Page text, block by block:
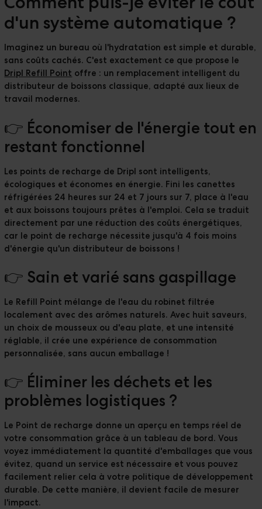
d'un système automatique ?
Imaginez un bureau où l'hydratation est simple et durable,
sans coûts cachés. C'est exactement ce que propose le
Dripl Refill Point offre : un remplacement intelligent du
distributeur de boissons classique, adapté aux lieux de
travail modernes.
👉 Économiser de l'énergie tout en
restant fonctionnel
Les points de recharge de Dripl sont intelligents,
écologiques et économes en énergie. Fini les canettes
réfrigérées 24 heures sur 24 et 7 jours sur 7, place à l'eau
et aux boissons toujours prêtes à l'emploi. Cela se traduit
directement par une réduction des coûts énergétiques,
car le point de recharge nécessite jusqu'à 4 fois moins
d'énergie qu'un distributeur de boissons !
👉 Sain et varié sans gaspillage
Le Refill Point mélange de l'eau du robinet filtrée
localement avec des arômes naturels. Avec huit saveurs,
un choix de mousseux ou d'eau plate, et une intensité
réglable, il crée une expérience de consommation
personnalisée, sans aucun emballage !
👉 Éliminer les déchets et les
problèmes logistiques ?
Le Point de recharge donne un aperçu en temps réel de
votre consommation grâce à un tableau de bord. Vous
voyez immédiatement la quantité d'emballages que vous
évitez, quand un service est nécessaire et vous pouvez
facilement relier cela à votre politique de développement
durable. De cette manière, il devient facile de mesurer
l'impact.